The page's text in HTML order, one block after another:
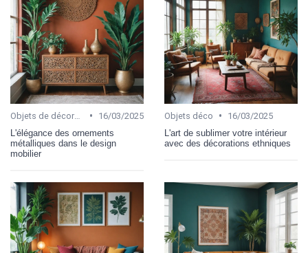
Objets de décoration •
16/03/2025
L'élégance des ornements
métalliques dans le design
mobilier
Objets déco •
16/03/2025
L'art de sublimer votre intérieur
avec des décorations ethniques